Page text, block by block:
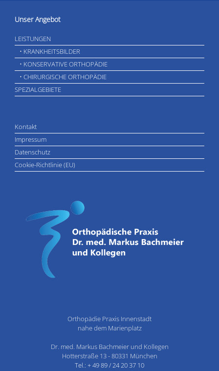
Unser Angebot
LEISTUNGEN
• KRANKHEITSBILDER
• KONSERVATIVE ORTHOPÄDIE
• CHIRURGISCHE ORTHOPÄDIE
SPEZIALGEBIETE
Kontakt
Impressum
Datenschutz
Cookie-Richtlinie (EU)
Orthopädie Praxis Innenstadt
nahe dem Marienplatz
Dr. med. Markus Bachmeier und Kollegen
Hotterstraße 13 - 80331 München
Tel.: + 49 89 / 24 20 37 10